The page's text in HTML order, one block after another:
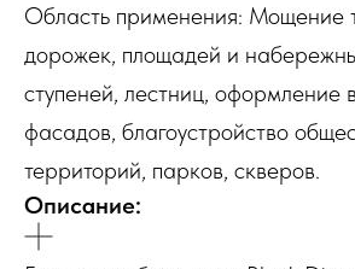
Область применения: Мощение
дорожек, площадей и
ступеней, лестниц, оформление
фасадов, благоустройство
территорий, парков, скверов.
Описание: